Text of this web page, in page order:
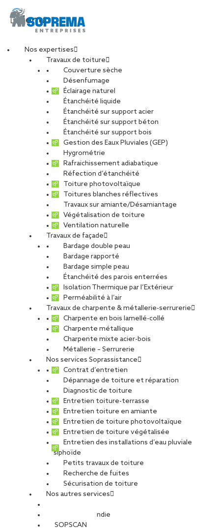
Menu
Nos expertises
Travaux de toiture
Couverture sèche
Désenfumage
Éclairage naturel
Étanchéité liquide
Étanchéité sur support acier
Étanchéité sur support béton
Étanchéité sur support bois
Gestion des Eaux Pluviales (GEP)
Hygrométrie
Rafraichissement adiabatique
Réfection d’étanchéité
Toiture photovoltaïque
Toitures blanches réflectives
Travaux sur amiante/Désamiantage
Végétalisation de toiture
Ventilation naturelle
Travaux de façade
Bardage double peau
Bardage rapporté
Bardage simple peau
Étanchéité des parois enterrées
Isolation Thermique par l’Extérieur
Perméabilité à l’air
Travaux de charpente & métallerie-serrurerie
Charpente en bois lamellé-collé
Charpente métallique
Charpente mixte acier-bois
Métallerie – Serrurerie
Nos services Soprassistance
Contrat d’entretien
Dépannage de toiture et réparation
Diagnostic de toiture
Entretien toiture-terrasse
Entretien toiture en amiante
Entretien de toiture photovoltaïque
Entretien de toiture végétalisée
Entretien des installations d’eau pluviale
siphoïde
Petits travaux de toiture
Recherche de fuites
Sécurisation de toiture
Nos autres services
Sécurité Incendie
SOPSCAN
tour_silex_lyon_smb2
PARTAGER